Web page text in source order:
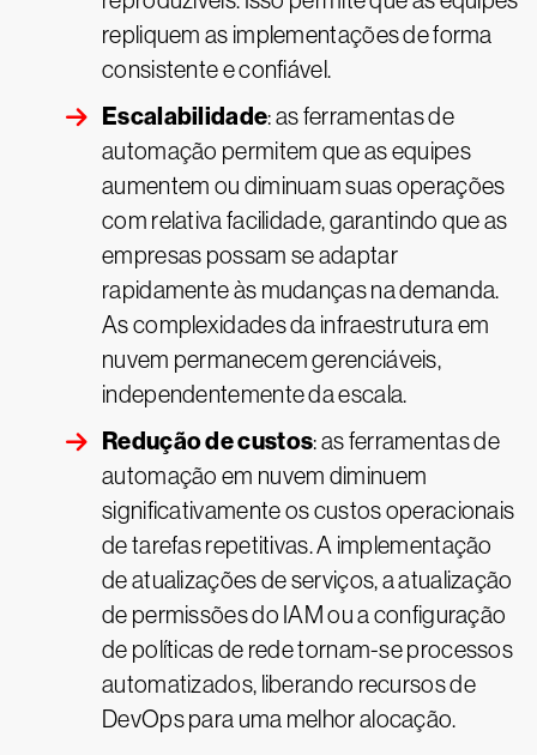
repliquem as implementações de forma
consistente e confiável.
Escalabilidade: as ferramentas de
automação permitem que as equipes
aumentem ou diminuam suas operações
com relativa facilidade, garantindo que as
empresas possam se adaptar
rapidamente às mudanças na demanda.
As complexidades da infraestrutura em
nuvem permanecem gerenciáveis,
independentemente da escala.
Redução de custos: as ferramentas de
automação em nuvem diminuem
significativamente os custos operacionais
de tarefas repetitivas. A implementação
de atualizações de serviços, a atualização
de permissões do IAM ou a configuração
de políticas de rede tornam-se processos
automatizados, liberando recursos de
DevOps para uma melhor alocação.